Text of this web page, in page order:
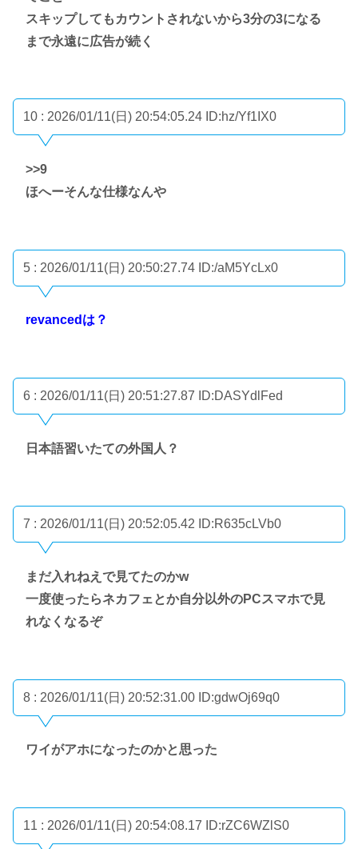
スキップしてもカウントされないから3分の3になる
まで永遠に広告が続く
10 : 2026/01/11(日) 20:54:05.24 ID:hz/Yf1IX0
>>9
ほへーそんな仕様なんや
5 : 2026/01/11(日) 20:50:27.74 ID:/aM5YcLx0
revancedは？
6 : 2026/01/11(日) 20:51:27.87 ID:DASYdlFed
日本語習いたての外国人？
7 : 2026/01/11(日) 20:52:05.42 ID:R635cLVb0
まだ入れねえで見てたのかw
一度使ったらネカフェとか自分以外のPCスマホで見
れなくなるぞ
8 : 2026/01/11(日) 20:52:31.00 ID:gdwOj69q0
ワイがアホになったのかと思った
11 : 2026/01/11(日) 20:54:08.17 ID:rZC6WZlS0